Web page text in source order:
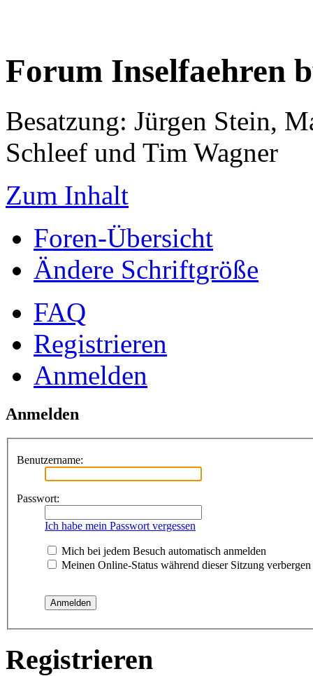
Forum Inselfaehren
Besatzung: Jürgen Stein,
Schleef und Tim Wagner
Zum Inhalt
Foren-Übersicht
Ändere Schriftgröße
FAQ
Registrieren
Anmelden
Anmelden
Benutzername:
Passwort:
Ich habe mein Passwort vergessen
Mich bei jedem Besuch automatisch anmelden
Meinen Online-Status während dieser Sitzung verbergen
Registrieren